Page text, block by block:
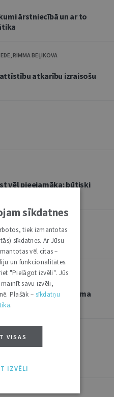
ārstniecībā un ar to
RIMMA BEĻIKOVA
atkarību izraisošu
vēl pieejamāka: būtiski
starp privātuma
eksekvatūru
sīkdatnes
tiek izmantotas
sīkdatnes. Ar Jūsu
vēl citas –
un funkcionalitātes.
"Pielāgot izvēli". Jūs
savu izvēli,
Plašāk – sīkdatņu
.
VISAS
IZVĒLI